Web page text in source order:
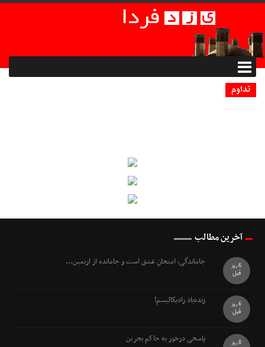
تداوم
آخرین مطالب
جاماندگی، امتحانِ عشق است و جامانده از اربعین...
6 روز
قبل
زنده‌باد رادیکالیسم!
6 روز
قبل
پاسخی درخور به حاکم بحرین
8 روز